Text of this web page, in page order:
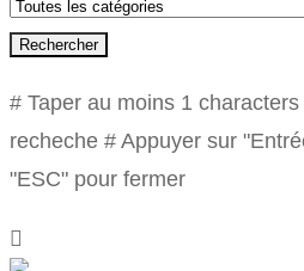
Rechercher
# Taper au moins 1
recheche # Appuyer sur
"ESC" pour fermer